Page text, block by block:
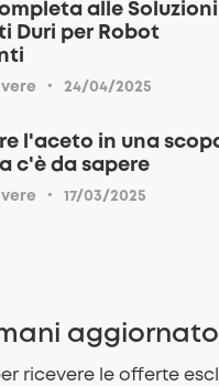
alle
Duri per Robot
· 24/04/2025
l'aceto in una
c'è da sapere
· 17/03/2025
aggiornato
ricevere le offerte